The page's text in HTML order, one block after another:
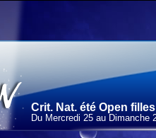
Crit. Nat. été Open
Du Mercredi 25 au Dimanche